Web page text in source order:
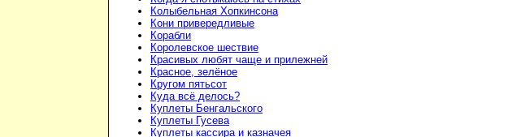
Колыбельная Хопкинсона
Кони привередливые
Корабли
Королевское шествие
Красивых любят чаще и прилежней
Красное, зелёное
Кругом пятьсот
Куда всё делось?
Куплеты Бенгальского
Куплеты Гусева
Куплеты кассира и казначея